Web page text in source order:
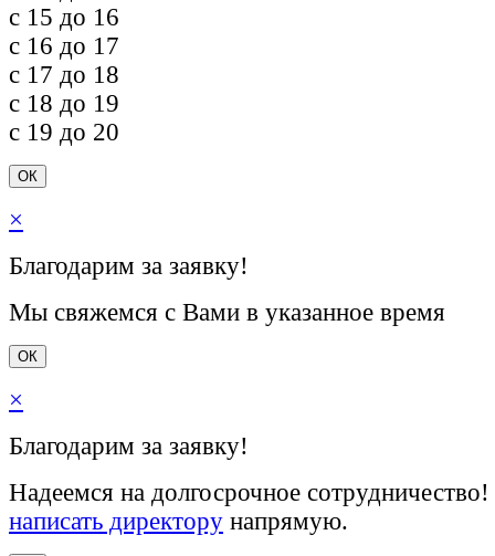
c 15 до 16
c 16 до 17
c 17 до 18
c 18 до 19
c 19 до 20
ОК
×
Благодарим за заявку!
Мы свяжемся с Вами в указанное время
ОК
×
Благодарим за заявку!
Надеемся на долгосрочное
написать директору напрямую.